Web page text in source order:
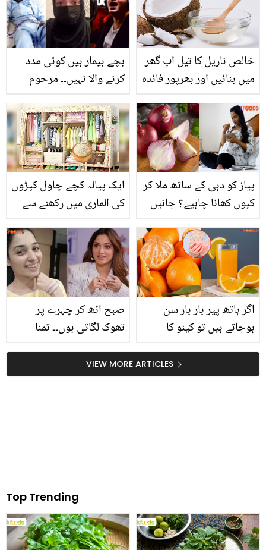
طریقہ جس سے پورا گھر
فائدہ اٹھا سکتا ہے
کا شکار کیوں ہوگئے تھے؟
بچے بیمار ہیں کوئی مدد
کرنے والا نہیں۔۔ مرحوم
کے بعد گھر والے کس حال
میں ہیں؟ بیوہ کی جذباتی
ویڈیو
خالص ناریل کا تیل اب گھر
میں بنائیں اور بھرپور فائدہ
ایک پیالہ کچے چاول کپڑوں
کی الماری میں رکھنے سے
بھی یہ طریقہ آزمانے پر
مجبور ہوجائیں گے
پیاز کو دہی کے ساتھ ملا کر
کیوں کھانا چاہیے؟ جانیں
کے وہ فائدے جو آپ کو
بچائیں کئی بیماریوں سے
صبح اٹھ کر چہرے پر
تھوک لگاتی ہوں۔۔ تمنا
غریب ٹوٹکے کی حقیقت
کیا ہے؟
اگر ہاتھ پیر بار بار سن
ہوجاتے ہیں تو کینو کا
کا شربت روزانہ پینے سے
کونسے فائدے حاصل ہوتے
VIEW MORE ARTICLES
Top Trending